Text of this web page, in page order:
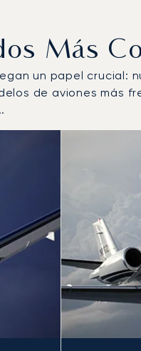
Más
un papel crucial:
de aviones más
más operados